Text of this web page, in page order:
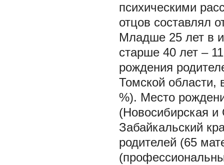
психическими
отцов составлял
Младше 25 лет в
старше 40 лет –
рождения
Томской области,
%). Место
(Новосибирская и
Забайкальский
родителей (65